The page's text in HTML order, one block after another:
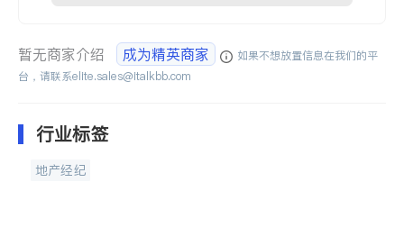
暂无商家介绍 成为精英商家
如果不想放置信息在我们的平
台，请联系elite.sales@italkbb.com
行业标签
地产经纪